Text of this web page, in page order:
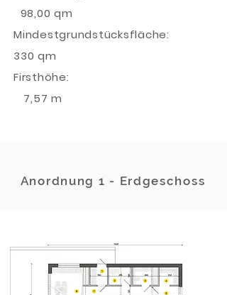
98,00 qm
Mindestgrundstücksfläche:
330 qm
Firsthöhe:
7,57 m
Anordnung 1 - Erdgeschoss